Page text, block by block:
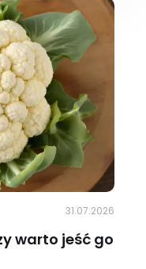
31.07.2026
warto jeść go